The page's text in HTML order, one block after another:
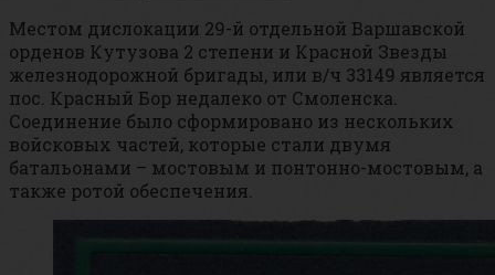
Местом дислокации 29-й отдельной Варшавской
орденов Кутузова 2 степени и Красной Звезды
железнодорожной бригады, или в/ч 33149 является
пос. Красный Бор недалеко от Смоленска.
Соединение было сформировано из нескольких
войсковых частей, которые стали двумя
батальонами – мостовым и понтонно-мостовым, а
также ротой обеспечения.